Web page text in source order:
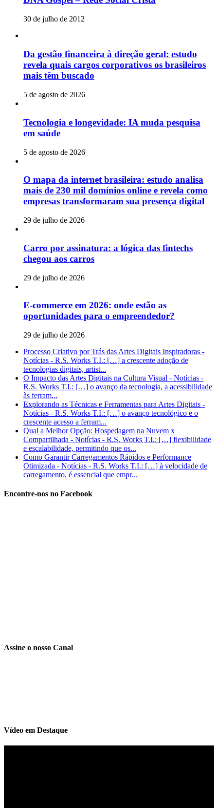
30 de julho de 2012
Da gestão financeira à direção geral: estudo
revela quais cargos corporativos os brasileiros
mais têm buscado
5 de agosto de 2026
Tecnologia e longevidade: IA muda pesquisa
em saúde
5 de agosto de 2026
O mapa da internet brasileira: estudo analisa
mais de 230 mil domínios online e revela como
empresas transformaram sua presença digital
29 de julho de 2026
Carro por assinatura: a lógica das fintechs
chegou aos carros
29 de julho de 2026
E-commerce em 2026: onde estão as
oportunidades para o empreendedor?
29 de julho de 2026
Processo Criativo por Trás das Artes Digitais Inspiradoras -
Notícias - R.S. Works T.I.: […] a crescente adoção de
tecnologias digitais, artist...
O Impacto das Artes Digitais na Cultura Visual - Notícias -
R.S. Works T.I.: […] o avanço da tecnologia, a acessibilidade
às ferram...
Explorando as Técnicas e Ferramentas para Artes Digitais -
Notícias - R.S. Works T.I.: […] o avanço tecnológico e o
crescente acesso a ferram...
Qual a Melhor Opção: Hospedagem na Nuvem x
Compartilhada - Notícias - R.S. Works T.I.: […] flexibilidade
e escalabilidade, permitindo que os...
Como Garantir Carregamentos Rápidos e Performance
Otimizada - Notícias - R.S. Works T.I.: […] à velocidade de
carregamento, é essencial que empr...
Encontre-nos no Facebook
Assine o nosso Canal
Vídeo em Destaque